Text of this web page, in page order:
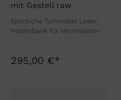
mit Gestell raw
Sportliche Turnmöbel Leder-
Polsterbank für Minimalisten
295,00 €*